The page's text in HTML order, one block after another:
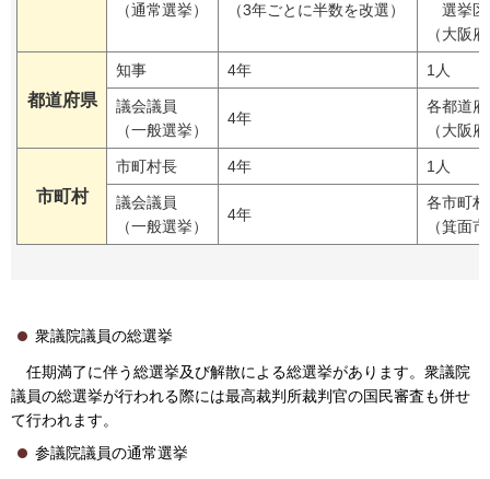
（通常選挙）
（3年ごとに半数を改選）
選挙
（大阪
都道府県
知事 4年 1人
議会議員
（一般選挙）
4年
各都道
（大阪
市町村
市町村長 4年 1人
議会議員
（一般選挙）
4年
各市町
（箕面
衆議院議員の総選挙
任期満了に伴う総選挙及び解散による総選挙があります。衆議院
議員の総選挙が行われる際には最高裁判所裁判官の国民審査も併せ
て行われます。
参議院議員の通常選挙